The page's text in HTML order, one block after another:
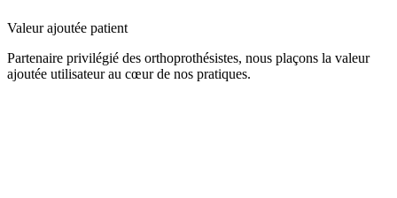
Valeur ajoutée patient
Partenaire privilégié des orthoprothésistes, nous plaçons la valeur
ajoutée utilisateur au cœur de nos pratiques.